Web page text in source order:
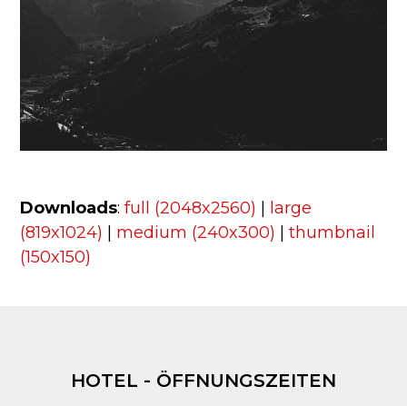
Downloads:full (2048x2560)
large
(819x1024)
medium (240x300) |thumbnail
(150x150)
HOTEL - ÖFFNUNGSZEITEN